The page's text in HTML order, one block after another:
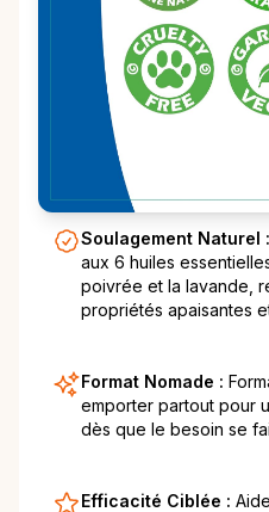
Soulagement Naturel :
aux 6 huiles
poivrée et la lavande,
propriétés apaisantes
Format Nomade :
emporter partout pour
dès que le besoin se
Efficacité Ciblée :